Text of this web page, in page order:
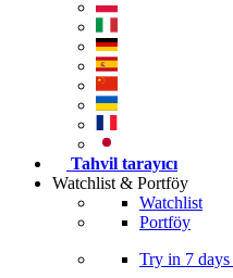
Tahvil tarayıcı
Watchlist & Portföy
Watchlist
Portföy
Try in 7 days